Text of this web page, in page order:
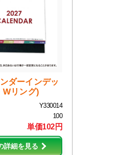
ダーインデッ
Wリング)
Y330014
100
単価102円
詳細を見る